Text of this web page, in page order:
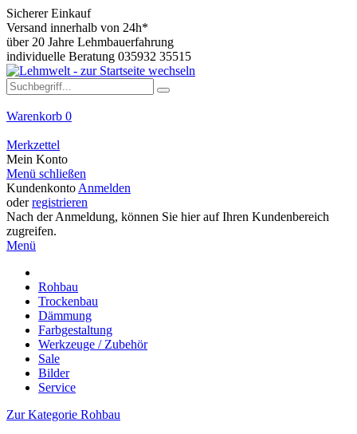
Sicherer Einkauf
Versand innerhalb von 24h*
über 20 Jahre Lehmbauerfahrung
individuelle Beratung 035932 35515
Warenkorb 0
Merkzettel
Mein Konto
Menü schließen
Kundenkonto Anmelden
oderregistrieren
Nach der Anmeldung, können Sie hier auf Ihren Kundenbereich
zugreifen.
Menü
Rohbau
Trockenbau
Dämmung
Farbgestaltung
Werkzeuge / Zubehör
Sale
Bilder
Service
Zur Kategorie Rohbau